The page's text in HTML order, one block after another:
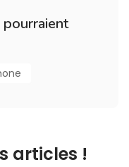
pourraient
articles !